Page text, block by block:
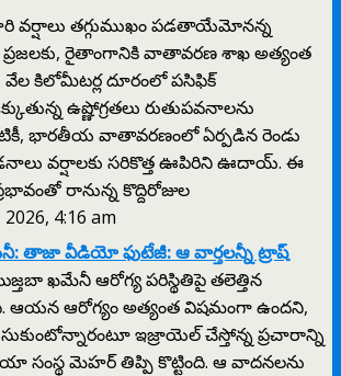
వర్షాలు తగ్గుముఖం పడతాయేమోనన్న
ప్రజలకు, రైతాంగానికి వాతావరణ శాఖ అత్యంత
వేల కిలోమీటర్ల దూరంలో పసిఫిక్
ఉష్ణోగ్రతలు రుతుపవనాలను
భారతీయ వాతావరణంలో ఏర్పడిన రెండు
వర్షాలకు సరికొత్త ఊపిరిని ఊదాయ్. ఈ
రానున్న కొద్దిరోజుల
4:16 am
తాజా వీడియో ఫుటేజీ: ఆ వార్తలన్నీ ట్రాష్
ఖమేనీ ఆరోగ్య పరిస్థితిపై తలెత్తిన
ఆయన ఆరోగ్యం అత్యంత విషమంగా ఉందని,
ఇజ్రాయెల్ చేస్తోన్న ప్రచారాన్ని
మెహర్ తిప్పి కొట్టింది. ఆ వాదనలను